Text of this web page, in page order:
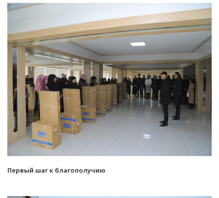
Первый шаг к благополучию